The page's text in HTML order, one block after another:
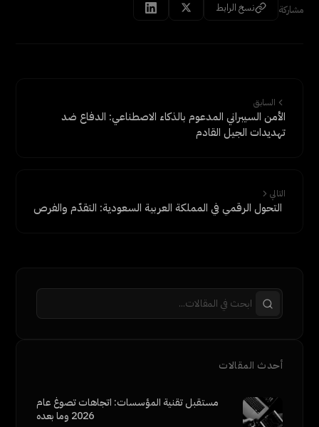
مشاركة نسخ الرابط
السابق
الأمن السيبراني المدعوم بالذكاء الاصطناعي: الدفاع ضد
تهديدات الجيل القادم
التالي
التحول الرقمي في المملكة العربية السعودية: التقدّم والفرص
أحدث المقالات
مستقبل تقنية المؤسسات: اتجاهات تصوغ عام
2026 وما بعده